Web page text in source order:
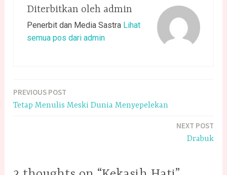
Diterbitkan oleh admin
Penerbit dan Media Sastra Lihat
semua pos dari admin
Navigasi
pos
PREVIOUS POST
Tetap Menulis Meski Dunia Menyepelekan
NEXT POST
Drabuk